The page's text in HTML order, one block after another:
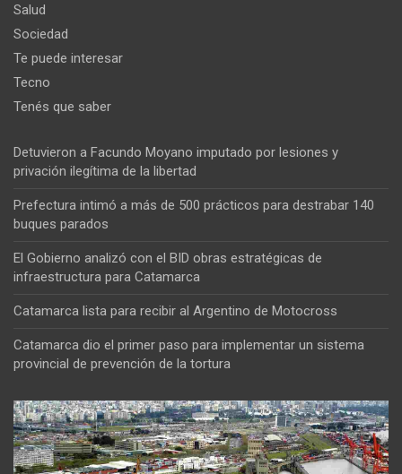
Salud
Sociedad
Te puede interesar
Tecno
Tenés que saber
Detuvieron a Facundo Moyano imputado por lesiones y
privación ilegítima de la libertad
Prefectura intimó a más de 500 prácticos para destrabar 140
buques parados
El Gobierno analizó con el BID obras estratégicas de
infraestructura para Catamarca
Catamarca lista para recibir al Argentino de Motocross
Catamarca dio el primer paso para implementar un sistema
provincial de prevención de la tortura